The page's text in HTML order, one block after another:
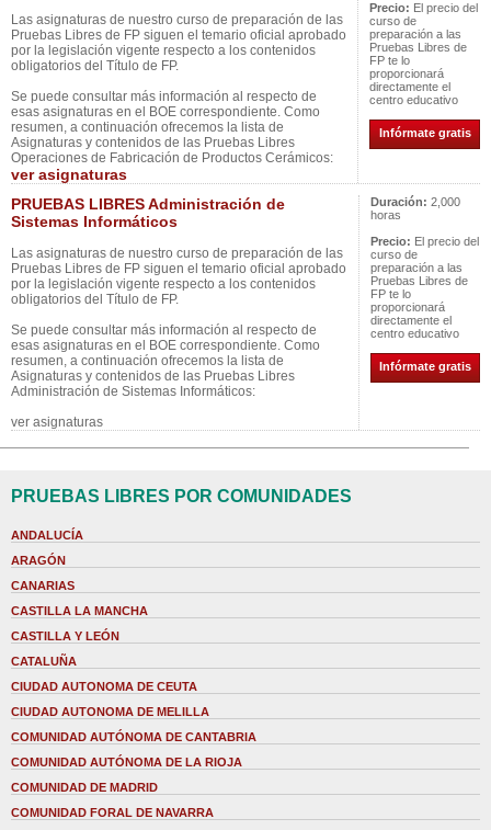
Las asignaturas de nuestro curso de preparación de las
Pruebas Libres de FP siguen el temario oficial aprobado
por la legislación vigente respecto a los contenidos
obligatorios del Título de FP.
Se puede consultar más información al respecto de
esas asignaturas en el BOE correspondiente. Como
resumen, a continuación ofrecemos la lista de
Asignaturas y contenidos de las Pruebas Libres
Operaciones de Fabricación de Productos Cerámicos:
ver asignaturas
Precio: El precio del
curso de
preparación a las
Pruebas Libres de
FP te lo
proporcionará
directamente el
centro educativo
Infórmate gratis
PRUEBAS LIBRES Administración de
Sistemas Informáticos
Las asignaturas de nuestro curso de preparación de las
Pruebas Libres de FP siguen el temario oficial aprobado
por la legislación vigente respecto a los contenidos
obligatorios del Título de FP.
Se puede consultar más información al respecto de
esas asignaturas en el BOE correspondiente. Como
resumen, a continuación ofrecemos la lista de
Asignaturas y contenidos de las Pruebas Libres
Administración de Sistemas Informáticos:
ver asignaturas
Duración: 2,000
horas
Precio: El precio del
curso de
preparación a las
Pruebas Libres de
FP te lo
proporcionará
directamente el
centro educativo
Infórmate gratis
PRUEBAS LIBRES POR COMUNIDADES
ANDALUCÍA
ARAGÓN
CANARIAS
CASTILLA LA MANCHA
CASTILLA Y LEÓN
CATALUÑA
CIUDAD AUTONOMA DE CEUTA
CIUDAD AUTONOMA DE MELILLA
COMUNIDAD AUTÓNOMA DE CANTABRIA
COMUNIDAD AUTÓNOMA DE LA RIOJA
COMUNIDAD DE MADRID
COMUNIDAD FORAL DE NAVARRA